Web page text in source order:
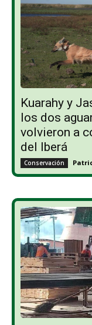
Kuarahy y
los dos
volvieron a
del Iberá
Conservación